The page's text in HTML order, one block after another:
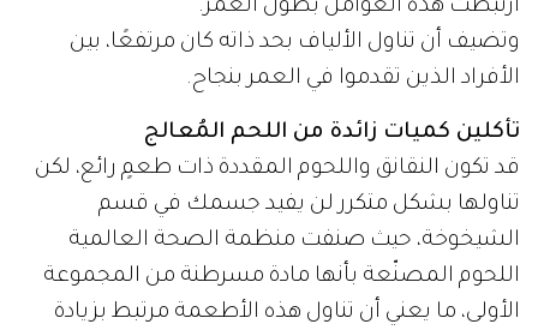
ارتبطت هذه العوامل بطول العمر.
وتضيف أن تناول الألياف بحد ذاته كان مرتفعًا، بين
الأفراد الذين تقدموا في العمر بنجاح.
تأكلين كميات زائدة من اللحم المُعالج
قد تكون النقانق واللحوم المقددة ذات طعمٍ رائع، لكن
تناولها بشكل متكرر لن يفيد جسمك في قسم
الشيخوخة، حيث صنفت منظمة الصحة العالمية
اللحوم المصنّعة بأنها مادة مسرطنة من المجموعة
الأولى، ما يعني أن تناول هذه الأطعمة مرتبط بزيادة